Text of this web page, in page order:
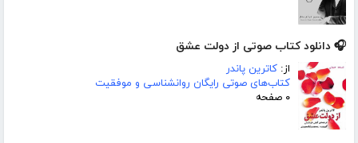
🎧 دانلود کتاب صوتی از دولت عشق
از: کاترین پاندر
کتاب‌های صوتی رایگان روانشناسی و موفقیت
۰ صفحه